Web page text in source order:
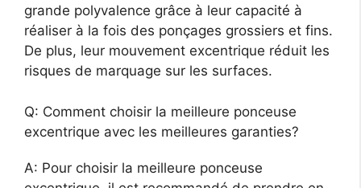
grande polyvalence grâce à leur capacité à
réaliser à la fois des ponçages grossiers et fins.
De plus, leur mouvement excentrique réduit les
risques de marquage sur les surfaces.
Q: Comment choisir la meilleure ponceuse
excentrique avec les meilleures garanties?
A: Pour choisir la meilleure ponceuse